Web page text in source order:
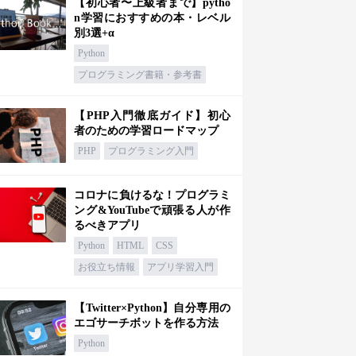
【初心者〜上級者まで】pytho
n学習におすすめの本・レベル
別3選+α
Python
プログラミング書籍・参考書
【PHP入門徹底ガイド】初心
者のための学習ロードマップ
PHP プログラミング入門
コロナに負けるな！プログラミ
ング&YouTubeで頑張る人が作
るべきアプリ
Python HTML
CSS
お役立ち情報
アプリ学習入門
【Twitter×Python】自分専用の
エゴサーチボットを作る方法
Python